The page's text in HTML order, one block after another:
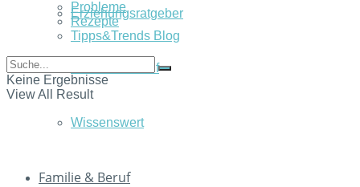
Erziehungsratgeber
Familie & Beruf
Wissenswert
Familie & Beruf
Probleme
Rezepte
Tipps&Trends Blog
Keine Ergebnisse
View All Result